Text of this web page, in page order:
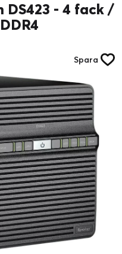
DS423 - 4 fack /
Spara